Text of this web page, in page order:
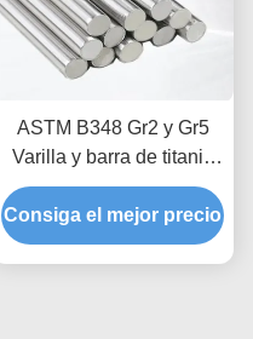
ASTM B348 Gr2 y Gr5
Varilla y barra de titanio
para aplicaciones
médicas con propiedades
biocompatibles y
Consiga el mejor precio